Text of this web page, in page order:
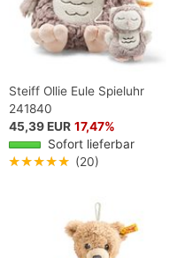
Steiff Ollie Eule Spieluhr
241840
45,39 EUR 17,47%
Sofort lieferbar
★★★★★ (20)